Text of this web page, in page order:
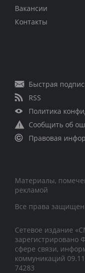
Вакансии
Контакты
Быстрая
RSS
Политика
Сообщить об
Правовая
Материалы,
рекламой
Все права
Сетевое издание
зарегистрировано
сфере связи,
коммуникаций
74283